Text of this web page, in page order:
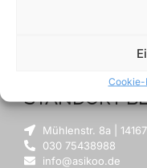
Cookie-
STANDORT
Mühlenstr. 8a |
030 75438988
info@asikoo.de